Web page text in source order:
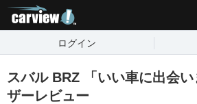
ログイン
スバル BRZ 「いい車に出会
ザーレビュー